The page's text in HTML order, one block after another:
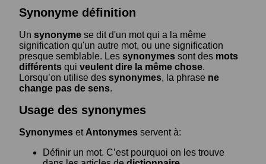
Synonyme définition
Un synonyme se dit d'un mot qui a la même
signification qu'un autre mot, ou une signification
presque semblable. Les synonymes sont des mots
différents qui veulent dire la même chose.
Lorsqu’on utilise des synonymes, la phrase ne
change pas de sens.
Usage des synonymes
Synonymes et Antonymes servent à:
Définir un mot. C’est pourquoi on les trouve